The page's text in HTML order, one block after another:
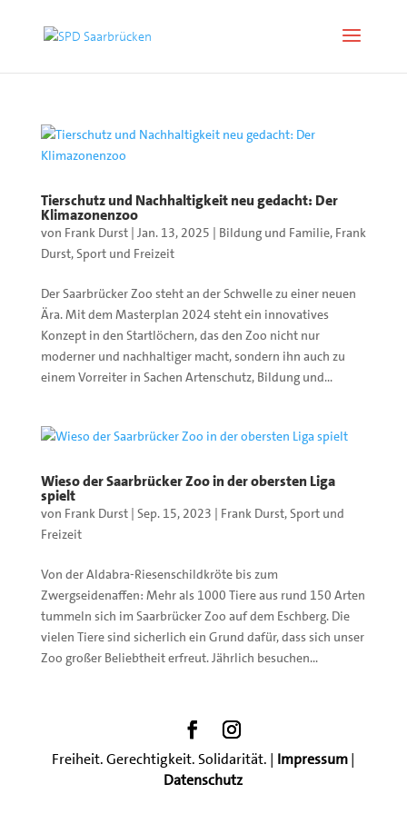
Tierschutz und Nachhaltigkeit neu gedacht: Der
Klimazonenzoo
von Frank Durst| Jan. 13, 2025 | Bildung und Familie, Frank
Durst,Sport und Freizeit
Der Saarbrücker Zoo steht an der Schwelle zu einer neuen
Ära. Mit dem Masterplan 2024 steht ein innovatives
Konzept in den Startlöchern, das den Zoo nicht nur
moderner und nachhaltiger macht, sondern ihn auch zu
einem Vorreiter in Sachen Artenschutz, Bildung und...
Wieso der Saarbrücker Zoo in der obersten Liga
spielt
von Frank Durst| Sep. 15, 2023 | Frank Durst,Sport und
Freizeit
Von der Aldabra-Riesenschildkröte bis zum
Zwergseidenaffen: Mehr als 1000 Tiere aus rund 150 Arten
tummeln sich im Saarbrücker Zoo auf dem Eschberg. Die
vielen Tiere sind sicherlich ein Grund dafür, dass sich unser
Zoo großer Beliebtheit erfreut. Jährlich besuchen...
Freiheit. Gerechtigkeit. Solidarität. | Impressum|
Datenschutz